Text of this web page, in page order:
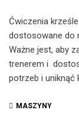
Ćwiczenia
dostosowane do
Ważne jest, aby
trenerem i
potrzeb i uniknąć
MASZYNY